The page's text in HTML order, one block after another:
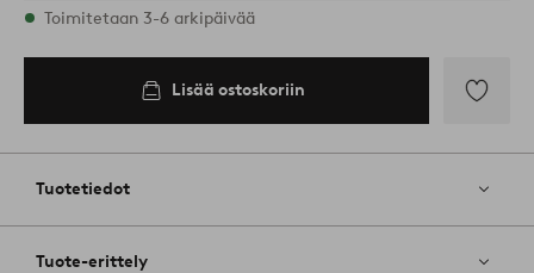
Varastossa
Toimitetaan 3-6 arkipäivää
Lisää ostoskoriin
Tuotetiedot
Tuote-erittely